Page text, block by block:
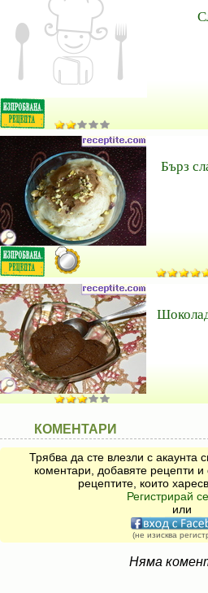
Бърз
КОМЕНТАРИ
Трябва да сте влезли с акаунта
коментари, добавяте рецепти и
рецептите, които
Регистрирай
или
(не изисква
Няма